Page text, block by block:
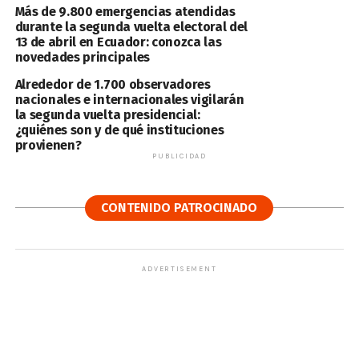
Más de 9.800 emergencias atendidas
durante la segunda vuelta electoral del
13 de abril en Ecuador: conozca las
novedades principales
Alrededor de 1.700 observadores
nacionales e internacionales vigilarán
la segunda vuelta presidencial:
¿quiénes son y de qué instituciones
provienen?
PUBLICIDAD
CONTENIDO PATROCINADO
ADVERTISEMENT